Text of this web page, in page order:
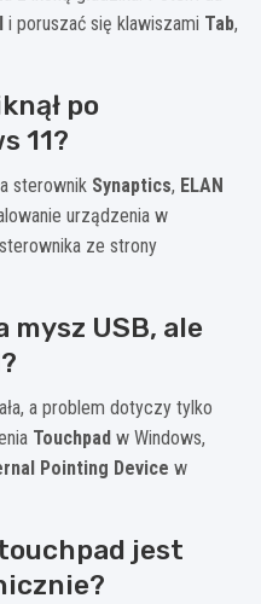
i poruszać się klawiszami Tab,
po
11?
sterownik Synaptics, ELAN
urządzenia w
ze strony
mysz USB, ale
a problem dotyczy tylko
Touchpad w Windows,
Pointing Device w
jest